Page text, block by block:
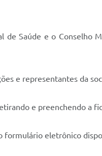
de Saúde e o Conselho
e representantes da
e preenchendo a
formulário eletrônico